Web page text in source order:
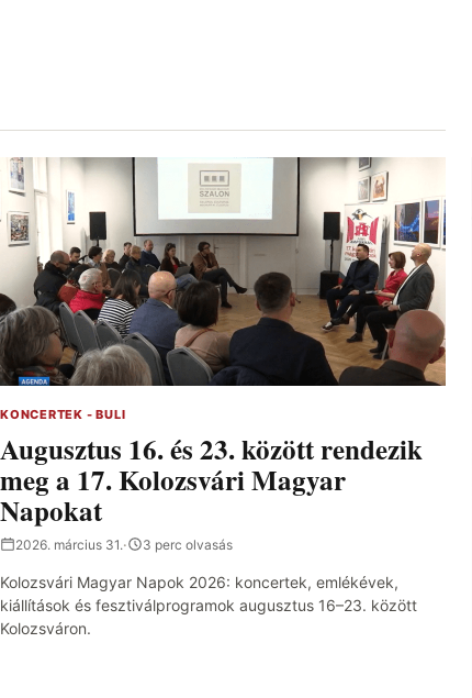
KONCERTEK - BULI
Augusztus 16. és 23. között rendezik
meg a 17. Kolozsvári Magyar
Napokat
2026. március 31.· 3 perc olvasás
Kolozsvári Magyar Napok 2026: koncertek, emlékévek,
kiállítások és fesztiválprogramok augusztus 16–23. között
Kolozsváron.